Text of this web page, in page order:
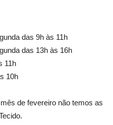
das 9h às 11h
das 13h às 16h
11h
10h
de fevereiro não temos as